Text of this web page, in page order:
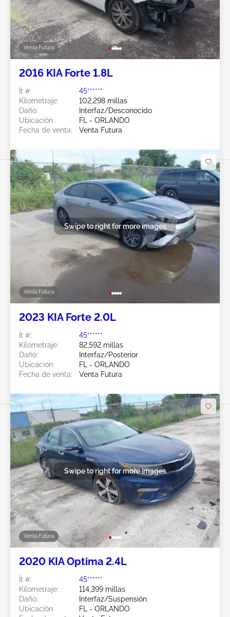
Venta Futura
2016 KIA Forte 1.8L
Ít #:
45******
Kilometraje:
102,298 millas
Daño:
Interfaz/Desconocido
Ubicación:
FL - ORLANDO
Fecha de venta:
Venta Futura
Venta Futura
Swipe to right for more images
2023 KIA Forte 2.0L
Ít #:
45******
Kilometraje:
82,592 millas
Daño:
Interfaz/Posterior
Ubicación:
FL - ORLANDO
Fecha de venta:
Venta Futura
Venta Futura
Swipe to right for more images
2020 KIA Optima 2.4L
Ít #:
45******
Kilometraje:
114,399 millas
Daño:
Interfaz/Suspensión
Ubicación:
FL - ORLANDO